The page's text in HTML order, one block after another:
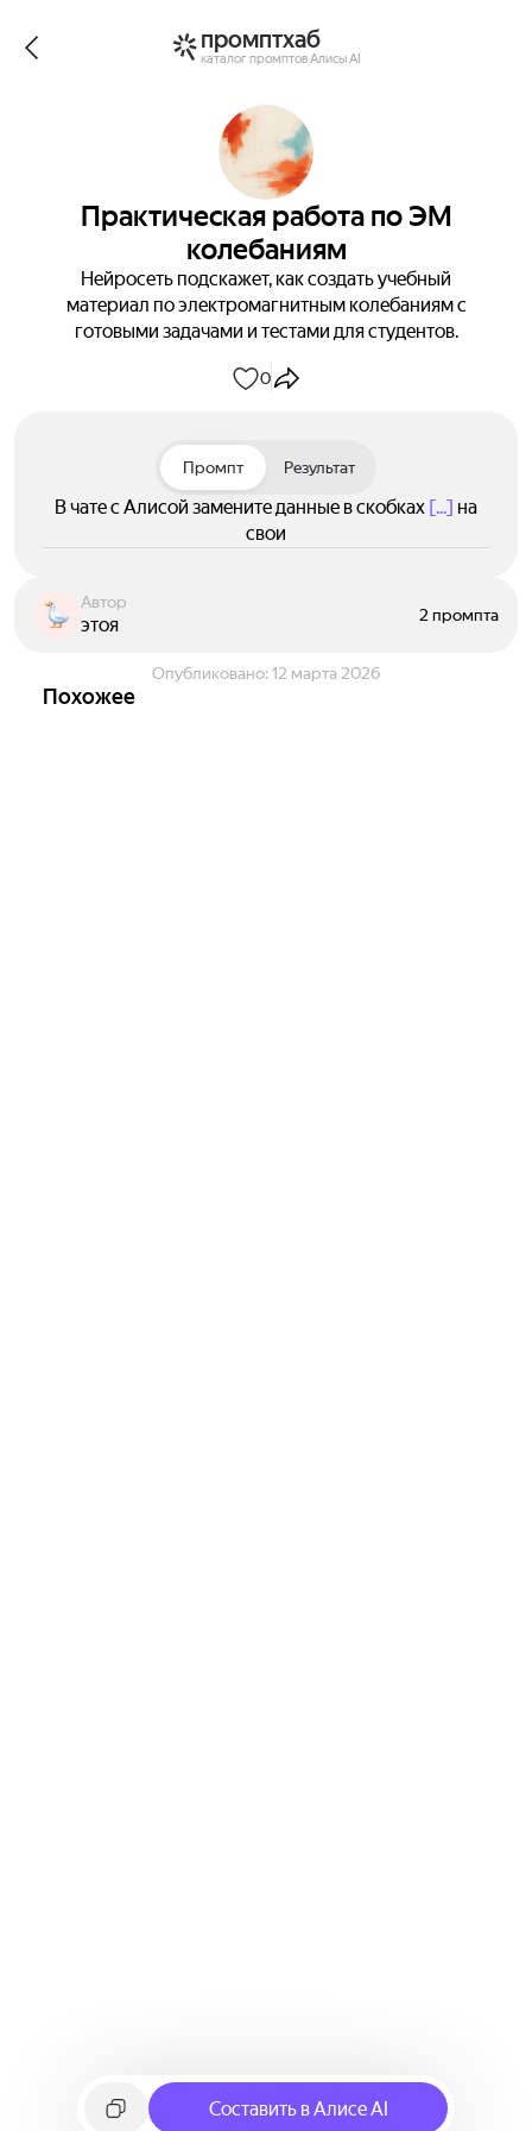
промптхаб
каталог промптов Алисы AI
Практическая работа по ЭМ
колебаниям
Нейросеть подскажет, как создать учебный
материал по электромагнитным колебаниям с
готовыми задачами и тестами для студентов.
0
Промпт Результат
В чате с Алисой замените данные в скобках [...] на
свои
Автор
этоя 2 промпта
Опубликовано: 12 марта 2026
Похожее
Составить в Алисе AI